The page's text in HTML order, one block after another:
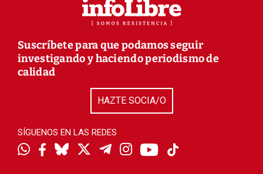
Suscríbete para que podamos seguir
investigando y haciendo periodismo de
calidad
HAZTE SOCIA/O
SÍGUENOS EN LAS REDES